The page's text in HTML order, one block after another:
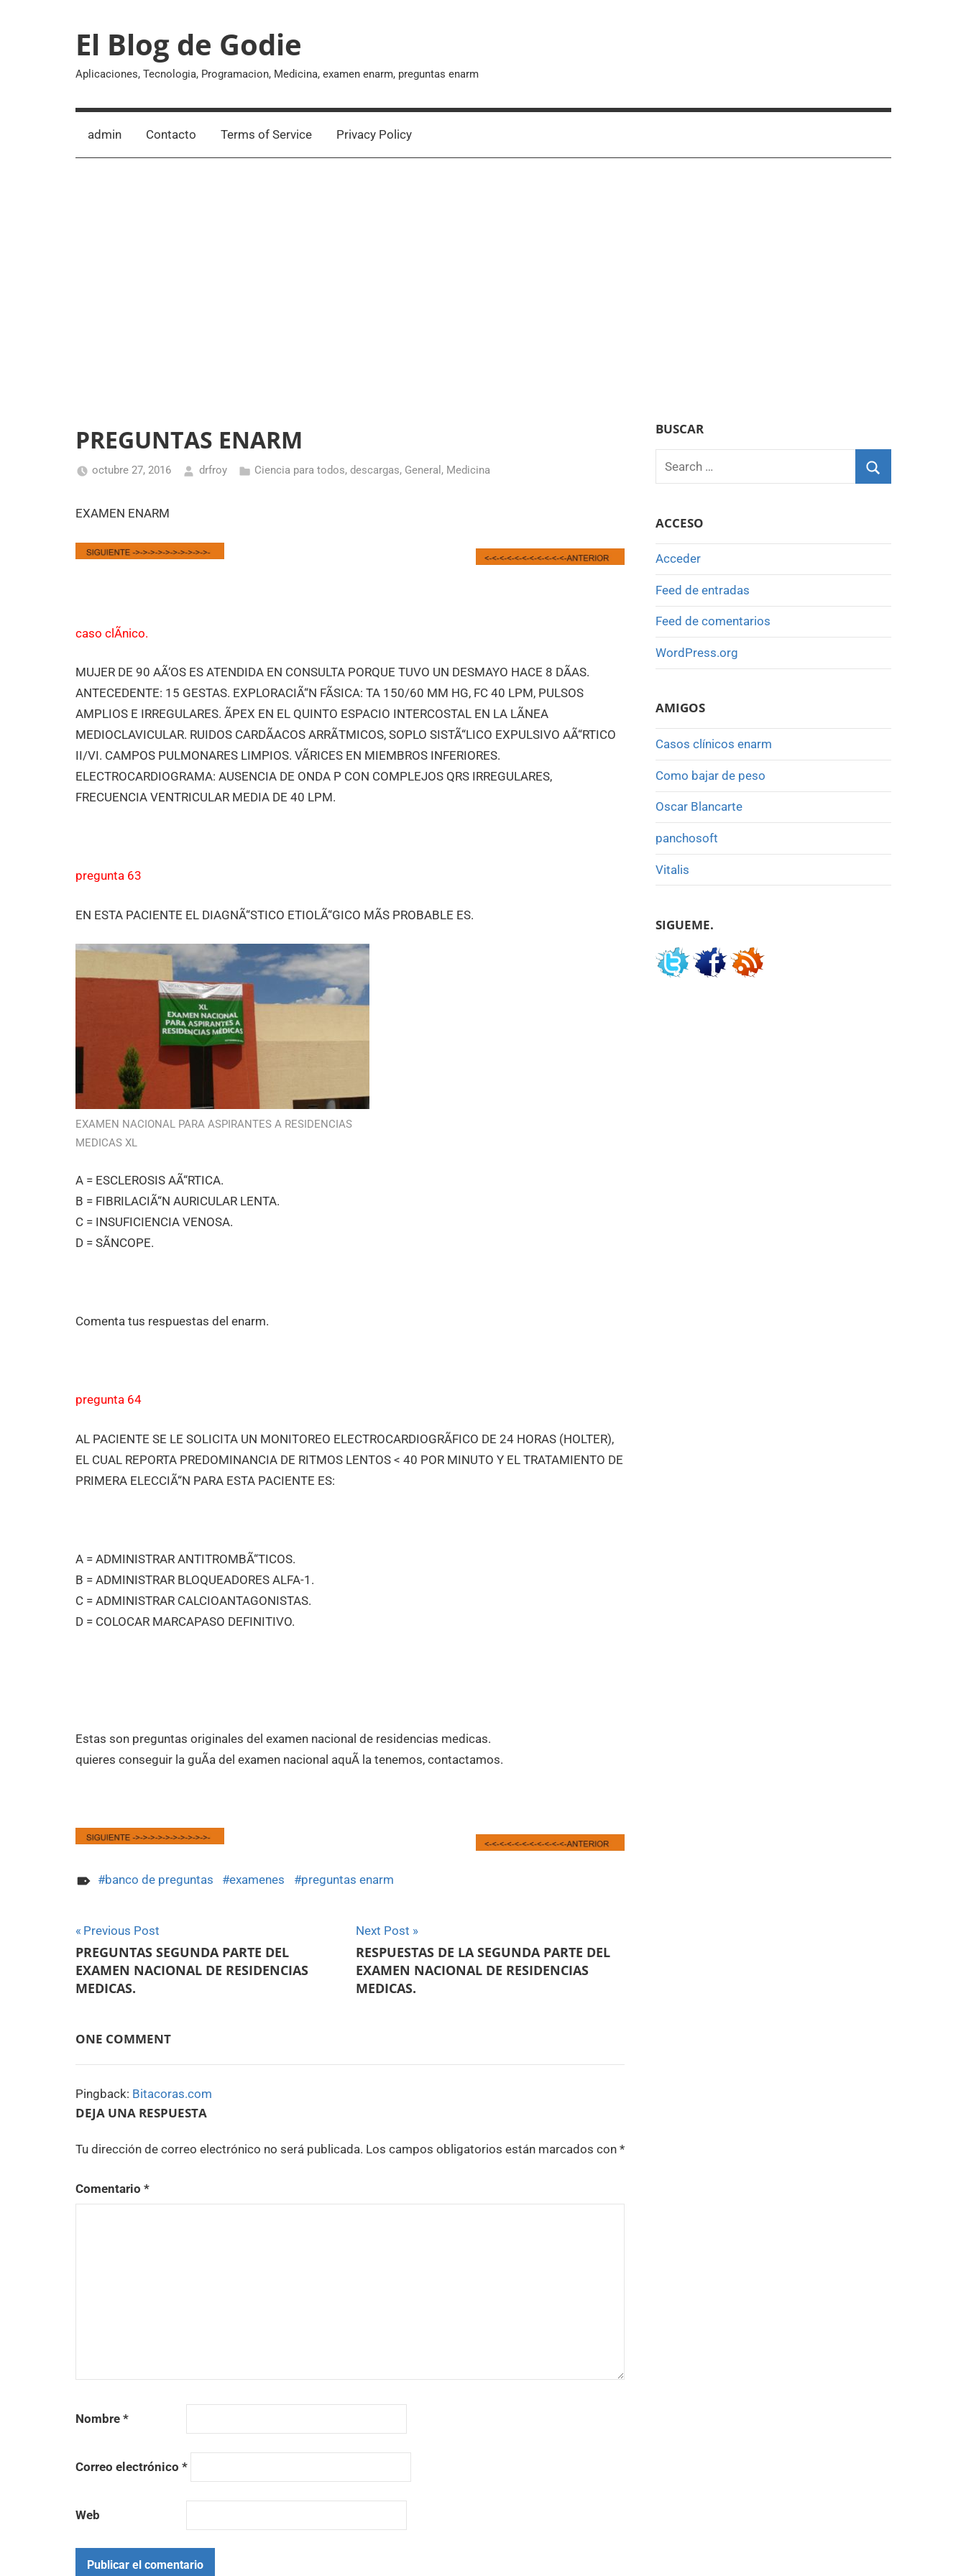
El Blog de Godie
Aplicaciones, Tecnologia, Programacion, Medicina, examen enarm, preguntas enarm
admin Contacto Terms of Service Privacy Policy
PREGUNTAS ENARM
octubre 27, 2016 drfroy Ciencia para todos, descargas, General , Medicina
EXAMEN ENARM
caso clÃ­nico.
MUJER DE 90 AÃ‘OS ES ATENDIDA EN CONSULTA PORQUE TUVO UN DESMAYO HACE 8 DÃAS.
ANTECEDENTE: 15 GESTAS. EXPLORACIÃ“N FÃSICA: TA 150/60 MM HG, FC 40 LPM, PULSOS
AMPLIOS E IRREGULARES. ÃPEX EN EL QUINTO ESPACIO INTERCOSTAL EN LA LÃNEA
MEDIOCLAVICULAR. RUIDOS CARDÃACOS ARRÃTMICOS, SOPLO SISTÃ“LICO EXPULSIVO AÃ“RTICO
II/VI. CAMPOS PULMONARES LIMPIOS. VÃRICES EN MIEMBROS INFERIORES.
ELECTROCARDIOGRAMA: AUSENCIA DE ONDA P CON COMPLEJOS QRS IRREGULARES,
FRECUENCIA VENTRICULAR MEDIA DE 40 LPM.
pregunta 63
EN ESTA PACIENTE EL DIAGNÃ“STICO ETIOLÃ“GICO MÃS PROBABLE ES.
EXAMEN NACIONAL PARA ASPIRANTES A RESIDENCIAS
MEDICAS XL
A = ESCLEROSIS AÃ“RTICA.
B = FIBRILACIÃ“N AURICULAR LENTA.
C = INSUFICIENCIA VENOSA.
D = SÃNCOPE.
Comenta tus respuestas del enarm.
pregunta 64
AL PACIENTE SE LE SOLICITA UN MONITOREO ELECTROCARDIOGRÃFICO DE 24 HORAS (HOLTER),
EL CUAL REPORTA PREDOMINANCIA DE RITMOS LENTOS < 40 POR MINUTO Y EL TRATAMIENTO DE
PRIMERA ELECCIÃ“N PARA ESTA PACIENTE ES:
A = ADMINISTRAR ANTITROMBÃ“TICOS.
B = ADMINISTRAR BLOQUEADORES ALFA-1.
C = ADMINISTRAR CALCIOANTAGONISTAS.
D = COLOCAR MARCAPASO DEFINITIVO.
Estas son preguntas originales del examen nacional de residencias medicas.
quieres conseguir la guÃ­a del examen nacional aquÃ­ la tenemos, contactamos.
banco de preguntas examenes preguntas enarm
Navegación
de
entradas
Previous Post
PREGUNTAS SEGUNDA PARTE DEL
EXAMEN NACIONAL DE RESIDENCIAS
MEDICAS.
Next Post
RESPUESTAS DE LA SEGUNDA PARTE DEL
EXAMEN NACIONAL DE RESIDENCIAS
MEDICAS.
ONE COMMENT
Pingback: Bitacoras.com
DEJA UNA RESPUESTA
Tu dirección de correo electrónico no será publicada. Los campos obligatorios están marcados con *
Comentario *
Nombre *
Correo electrónico *
Web
BUSCAR
Search
for:
ACCESO
Acceder
Feed de entradas
Feed de comentarios
WordPress.org
AMIGOS
Casos clínicos enarm
Como bajar de peso
Oscar Blancarte
panchosoft
Vitalis
SIGUEME.